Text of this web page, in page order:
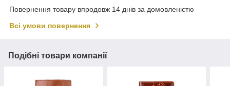
Повернення товару впродовж 14 днів за домовленістю
Всі умови повернення
Подібні товари компанії